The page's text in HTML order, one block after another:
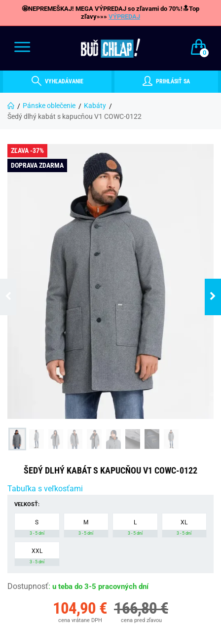
🤩NEPREMEŠKAJ! MEGA VÝPREDAJ so zľavami do 70%!🔝Top
zľavy»»» VÝPREDAJ
0
VYHĽADÁVANIE PRIHLÁSIŤ SA
Pánske oblečenie
Kabáty
Šedý dlhý kabát s kapucňou V1 COWC-0122
ZĽAVA -37%
DOPRAVA ZDARMA
ŠEDÝ DLHÝ KABÁT S KAPUCŇOU V1 COWC-0122
Tabuľka s veľkosťami
VEĽKOSŤ:
S
3 - 5 dní
M
3 - 5 dní
L
3 - 5 dní
XL
3 - 5 dní
XXL
3 - 5 dní
Dostupnosť: u teba do 3-5 pracovných dní
104,90 €
cena vrátane DPH
166,80 €
cena pred zľavou